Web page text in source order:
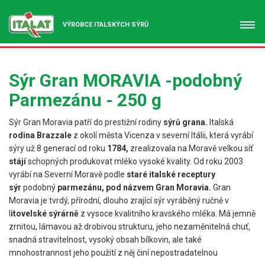
VÝROBCE ITALSKÝCH SÝRŮ
Sýr Gran MORAVIA -podobný
Parmezánu - 250 g
Sýr Gran Moravia patří do prestižní rodiny sýrů grana. Italská
rodina Brazzale z okolí města Vicenza v severní Itálii, která vyrábí
sýry už 8 generací od roku 1784, zrealizovala na Moravě velkou síť
stájíschopných produkovat mléko vysoké kvality. Od roku 2003
vyrábí na Severní Moravě podle staré italské receptury
sýr podobný parmezánu, pod názvem Gran Moravia. Gran
Moravia je tvrdý, přírodní, dlouho zrající sýr vyráběný ručně v
litovelské sýrárně z vysoce kvalitního kravského mléka. Má jemně
zrnitou, lámavou až drobivou strukturu, jeho nezaměnitelná chuť,
snadná stravitelnost, vysoký obsah bílkovin, ale také
mnohostrannost jeho použití z něj činí nepostradatelnou